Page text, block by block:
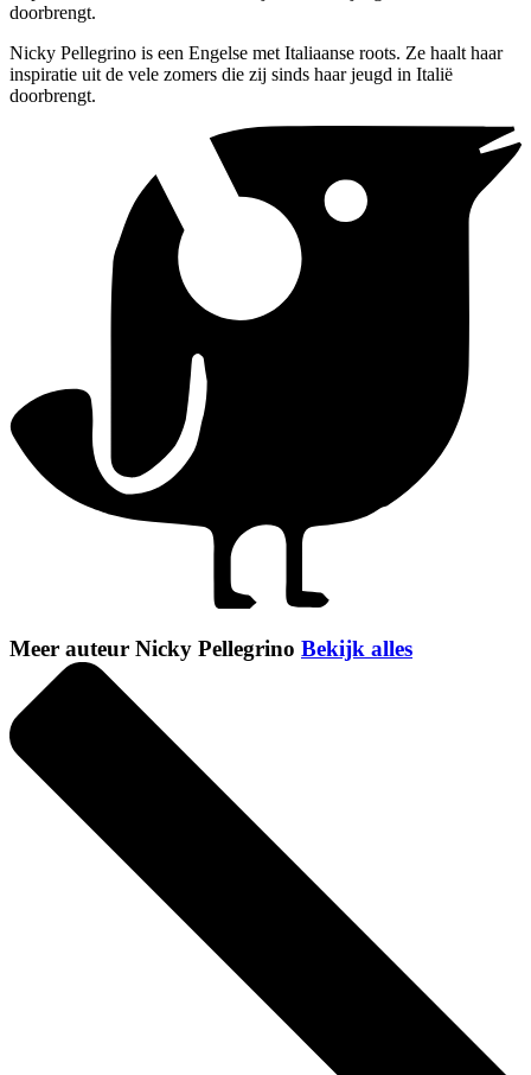
doorbrengt.
Nicky Pellegrino is een Engelse met Italiaanse roots. Ze haalt haar
inspiratie uit de vele zomers die zij sinds haar jeugd in Italië
doorbrengt.
Meer auteur Nicky Pellegrino Bekijk alles